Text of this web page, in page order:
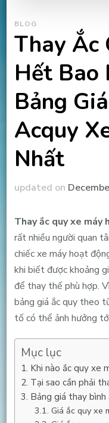
BLOG
Thay Ắc
Hết Bao
Bảng
Acquy
Nhất
updated on
Thay ắc quy xe máy
rất nhiều người quan
chiếc xe máy hoạt
khi biết được khoảng
để thay thế phù hợp.
bảng giá ắc quy theo
tố có thể ảnh hưởng
Mục lục
Khi nào ắc quy xe
Tại sao cần phải
Bảng giá thay bình
Giá ắc quy xe